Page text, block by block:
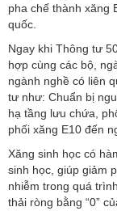
pha chế thành xăng
quốc.
Ngay khi Thông tư
hợp cùng các bộ,
ngành nghề có liên
tư như: Chuẩn bị
hạ tầng lưu chứa,
phối xăng E10 đến
Xăng sinh học có
sinh học, giúp giảm
nhiễm trong quá
thải ròng bằng “0”